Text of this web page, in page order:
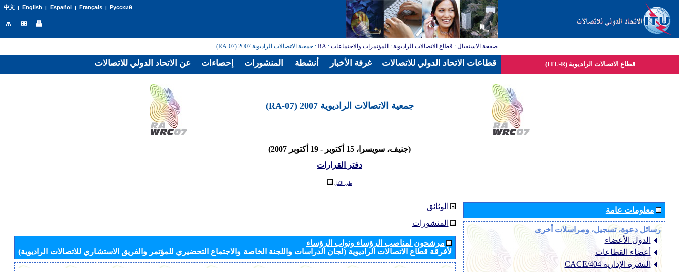
中文| English | Español | Français| Русский
صفحة الاستقبال: قطاع الاتصالات الراديوية: المؤتمرات والاجتماعات:
RA: جمعية الاتصالات الراديوية 2007 (RA-07)
قطاع الاتصالات الراديوية (ITU-R)
جمعية الاتصالات الراديوية 2007 (RA-07)
(جنيف، سويسرا، 15 أكتوبر - 19 أكتوبر 2007)
دفتر القرارات
طي الكل
الوثائق
المنشورات
مرشحون لمناصب الرؤساء ونواب الرؤساء
لأفرقة قطاع الاتصالات الراديوية (لجان الدراسات واللجنة الخاصة والاجتماع التحضيري للمؤتمر والفريق الاستشاري للاتصالات الراديوية)
معلومات عامة
رسائل دعوة، تسجيل، ومراسلات أخرى
الدول الأعضاء
أعضاء القطاعات
النشرة الإدارية CACE/404
عن الاتحاد الدولي للاتصالات إحصاءات المنشورات أنشطة غرفة الأخبار قطاعات الاتحاد الدولي للاتصالات